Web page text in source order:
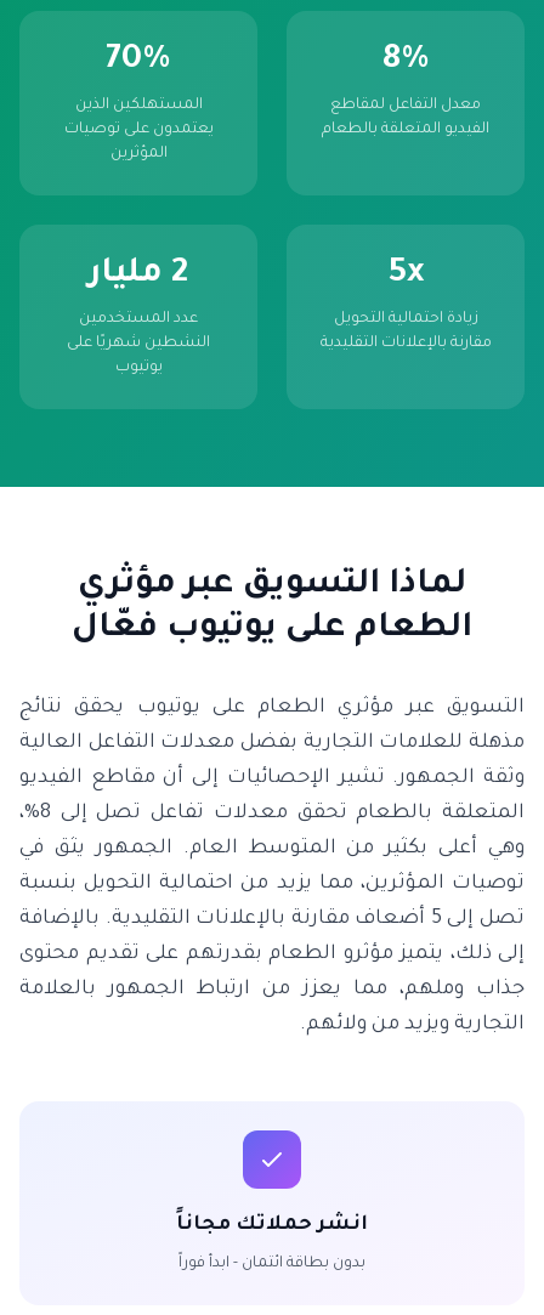
8%
معدل التفاعل لمقاطع
الفيديو المتعلقة بالطعام
70%
المستهلكين الذين
يعتمدون على توصيات
المؤثرين
5x
زيادة احتمالية التحويل
مقارنة بالإعلانات التقليدية
2 مليار
عدد المستخدمين
النشطين شهريًا على
يوتيوب
لماذا التسويق عبر مؤثري
الطعام على يوتيوب فعّال
التسويق عبر مؤثري الطعام على يوتيوب يحقق نتائج
مذهلة للعلامات التجارية بفضل معدلات التفاعل العالية
وثقة الجمهور. تشير الإحصائيات إلى أن مقاطع الفيديو
المتعلقة بالطعام تحقق معدلات تفاعل تصل إلى 8%،
وهي أعلى بكثير من المتوسط العام. الجمهور يثق في
توصيات المؤثرين، مما يزيد من احتمالية التحويل بنسبة
تصل إلى 5 أضعاف مقارنة بالإعلانات التقليدية. بالإضافة
إلى ذلك، يتميز مؤثرو الطعام بقدرتهم على تقديم محتوى
جذاب وملهم، مما يعزز من ارتباط الجمهور بالعلامة
التجارية ويزيد من ولائهم.
انشر حملاتك مجاناً
بدون بطاقة ائتمان - ابدأ فوراً